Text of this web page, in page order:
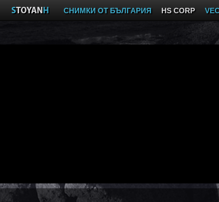
СНИМКИ ОТ БЪЛГАРИЯ HS CORP